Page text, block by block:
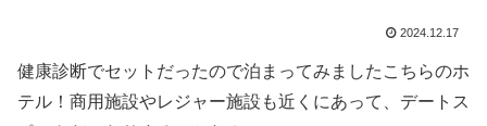
2024.12.17
健康診断でセットだったので泊まってみましたこちらのホ
テル！商用施設やレジャー施設も近くにあって、デートス